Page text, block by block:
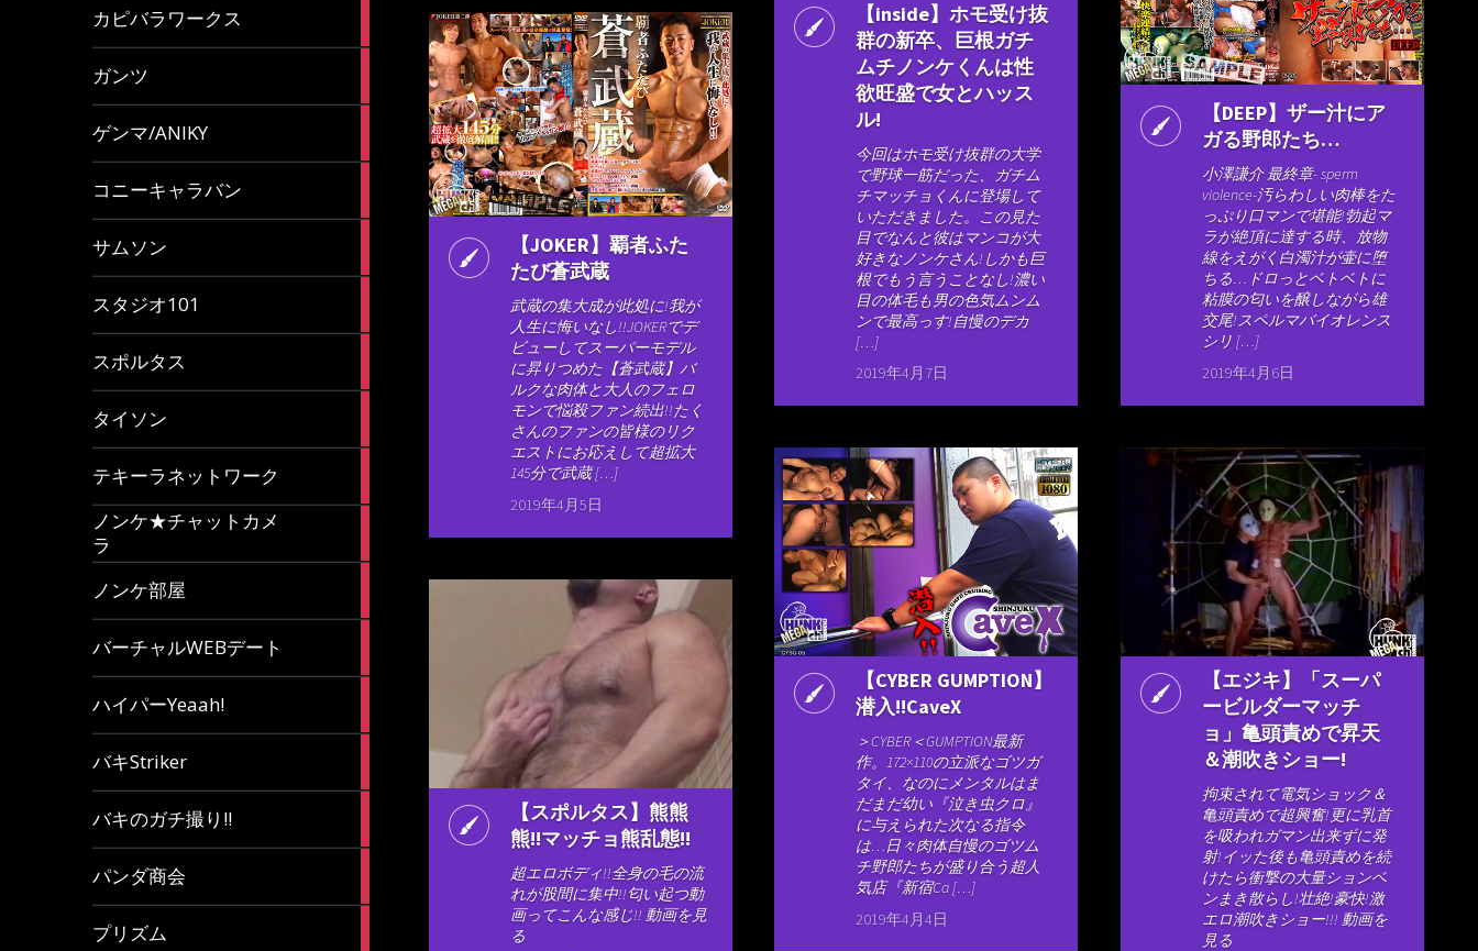
カピバラワークス
ガンツ
ゲンマ/ANIKY
コニーキャラバン
サムソン
スタジオ101
スポルタス
タイソン
テキーラネットワーク
ノンケ★チャットカメ
ラ
ノンケ部屋
バーチャルWEBデート
ハイパーYeaah!
バキStriker
バキのガチ撮り!!
パンダ商会
プリズム
【inside】ホモ受け抜
群の新卒、巨根ガチ
ムチノンケくんは性
欲旺盛で女とハッス
ル!
今回はホモ受け抜群の大学
で野球一筋だった、ガチム
チマッチョくんに登場して
いただきました。この見た
目でなんと彼はマンコが大
好きなノンケさん!しかも巨
根でもう言うことなし!濃い
目の体毛も男の色気ムンム
ンで最高っす!自慢のデカ
[…]
2019年4月7日
【DEEP】ザー汁にア
ガる野郎たち…
小澤謙介 最終章- sperm
violence-汚らわしい肉棒をた
っぷり口マンで堪能!勃起マ
ラが絶頂に達する時、放物
線をえがく白濁汁が壷に堕
ちる…ドロっとベトベトに
粘膜の匂いを醸しながら雄
交尾!スペルマバイオレンス
シリ […]
2019年4月6日
【JOKER】覇者ふた
たび蒼武蔵
武蔵の集大成が此処に!我が
人生に悔いなし!!JOKERでデ
ビューしてスーパーモデル
に昇りつめた【蒼武蔵】バ
ルクな肉体と大人のフェロ
モンで悩殺ファン続出!!たく
さんのファンの皆様のリク
エストにお応えして超拡大
145分で武蔵 […]
2019年4月5日
【CYBER GUMPTION】
潜入!!CaveX
＞CYBER＜GUMPTION最新
作。172×110の立派なゴツガ
タイ、なのにメンタルはま
だまだ幼い『泣き虫クロ』
に与えられた次なる指令
は…日々肉体自慢のゴツム
チ野郎たちが盛り合う超人
気店『新宿Ca […]
2019年4月4日
【エジキ】「スーパ
ービルダーマッチ
ョ」亀頭責めで昇天
＆潮吹きショー!
拘束されて電気ショック＆
亀頭責めで超興奮!更に乳首
を吸われガマン出来ずに発
射!イッた後も亀頭責めを続
けたら衝撃の大量ションベ
ンまき散らし!壮絶!豪快!激
エロ潮吹きショー!!! 動画を
見る
【スポルタス】熊熊
熊!!マッチョ熊乱態!!
超エロボディ!!全身の毛の流
れが股間に集中!!匂い起つ動
画ってこんな感じ!! 動画を見
る